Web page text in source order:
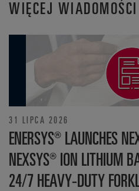
WIĘCEJ
31 LIPCA 2026
ENERSYS® LAUNCHES
NEXSYS® ION LITHIUM
24/7 HEAVY-DUTY